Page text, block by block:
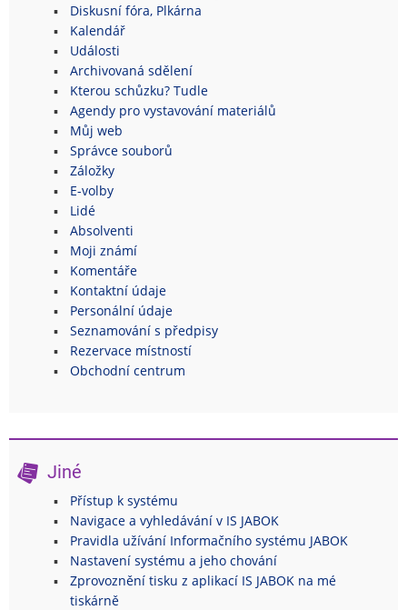
Diskusní fóra, Plkárna
Kalendář
Události
Archivovaná sdělení
Kterou schůzku? Tudle
Agendy pro vystavování materiálů
Můj web
Správce souborů
Záložky
E-volby
Lidé
Absolventi
Moji známí
Komentáře
Kontaktní údaje
Personální údaje
Seznamování s předpisy
Rezervace místností
Obchodní centrum
Jiné
Přístup k systému
Navigace a vyhledávání v IS JABOK
Pravidla užívání Informačního systému JABOK
Nastavení systému a jeho chování
Zprovoznění tisku z aplikací IS JABOK na mé
tiskárně